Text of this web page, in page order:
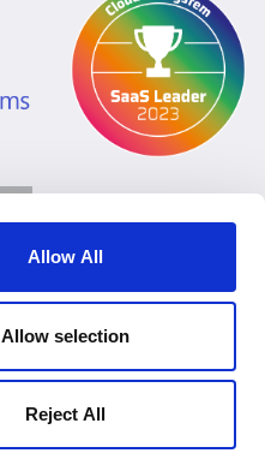
Allow All
Allow selection
Reject All